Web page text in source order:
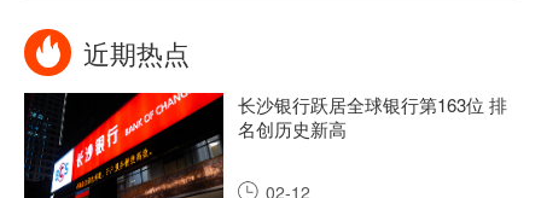
近期热点
长沙银行跃居全球银行第163位 排
名创历史新高
02-12